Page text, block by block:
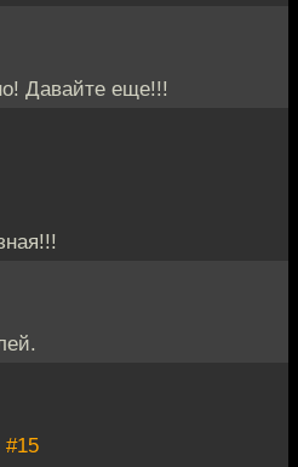
Давайте еще!!!
#15